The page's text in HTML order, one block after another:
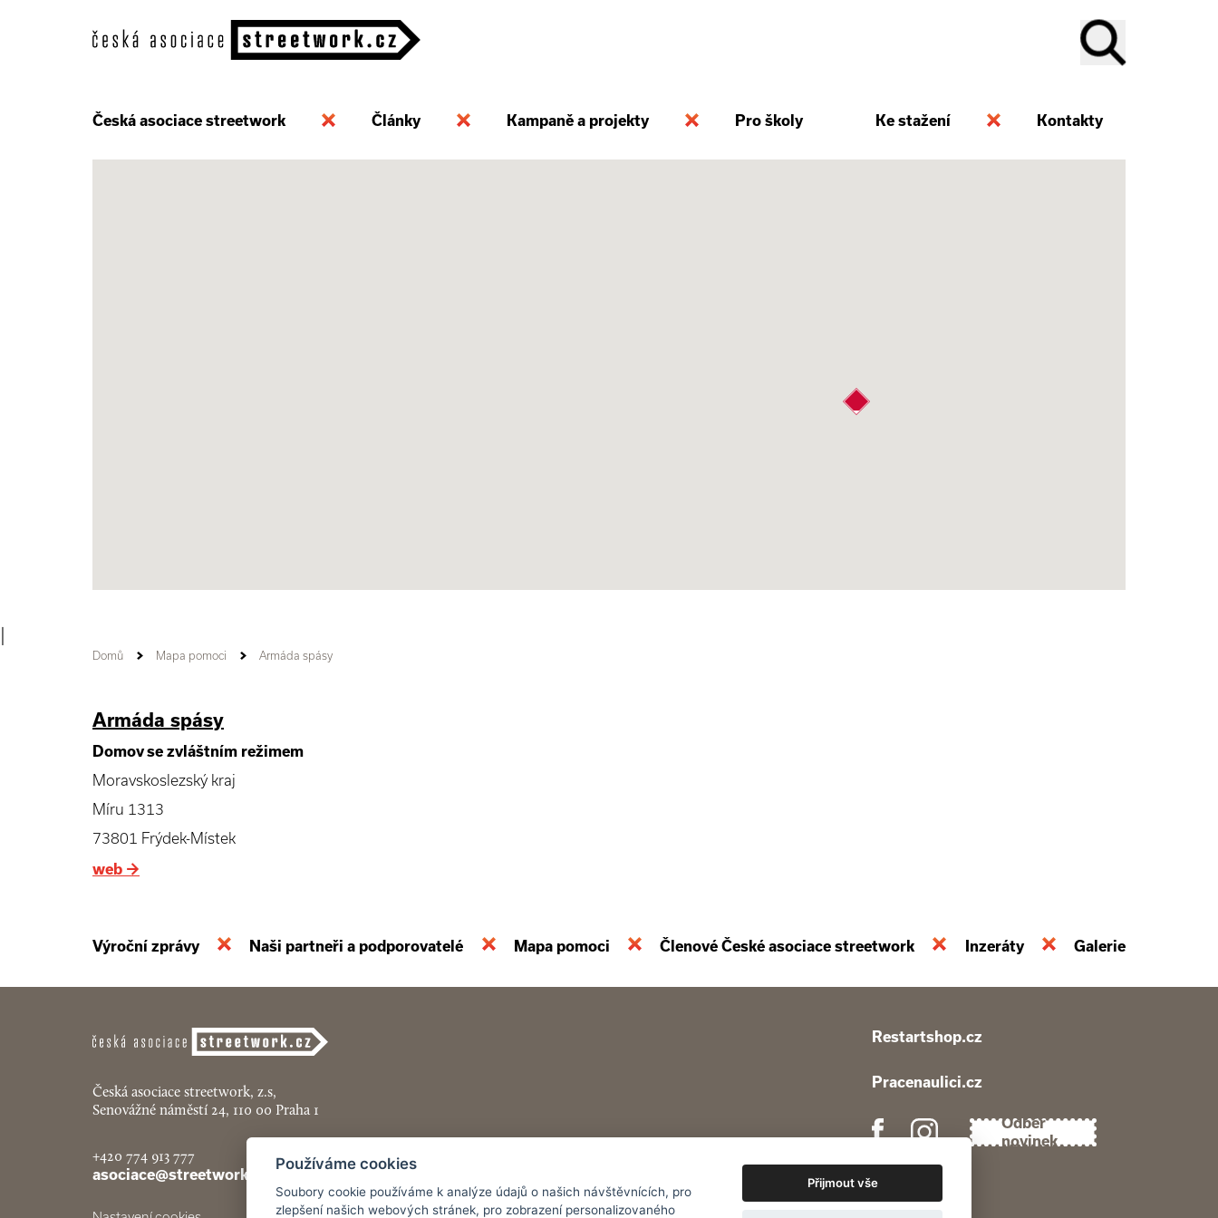
Česká asociace streetwork Články Kampaně a projekty Pro školy Ke stažení Kontakty
Domů Mapa pomoci Armáda spásy
Armáda spásy
Domov se zvláštním režimem
Moravskoslezský kraj
Míru 1313
73801 Frýdek-Místek
web →
Výroční zprávy Naši partneři a podporovatelé Mapa pomoci Členové České asociace streetwork Inzeráty Galerie
Česká asociace streetwork, z.s,
Senovážné náměstí 24, 110 00 Praha 1
+420 774 913 777
asociace@streetwork.cz
Restartshop.cz
Pracenaulici.cz
Odběr
novinek
Používáme cookies
Soubory cookie používáme k analýze údajů o našich návštěvnících, pro
zlepšení našich webových stránek, pro zobrazení personalizovaného
Přijmout vše